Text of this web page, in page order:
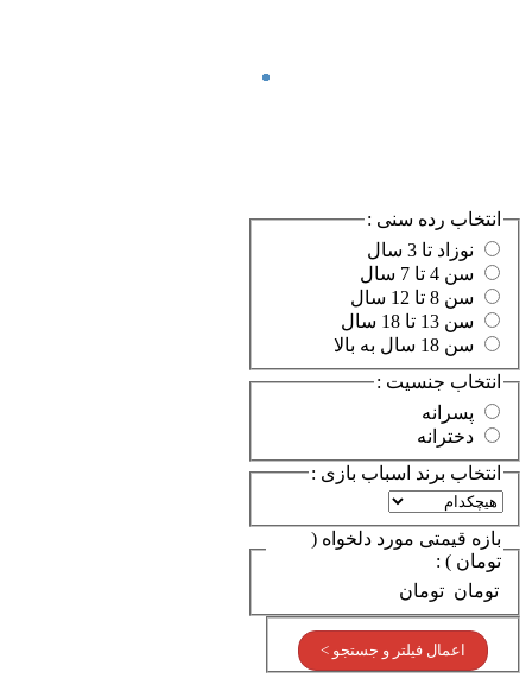
انتخاب رده سنی :
انتخاب جنسیت :
انتخاب برند اسباب بازی :
بازه قیمتی مورد دلخواه (
تومان ) :
تومان تومان
اعمال فیلتر و جستجو >